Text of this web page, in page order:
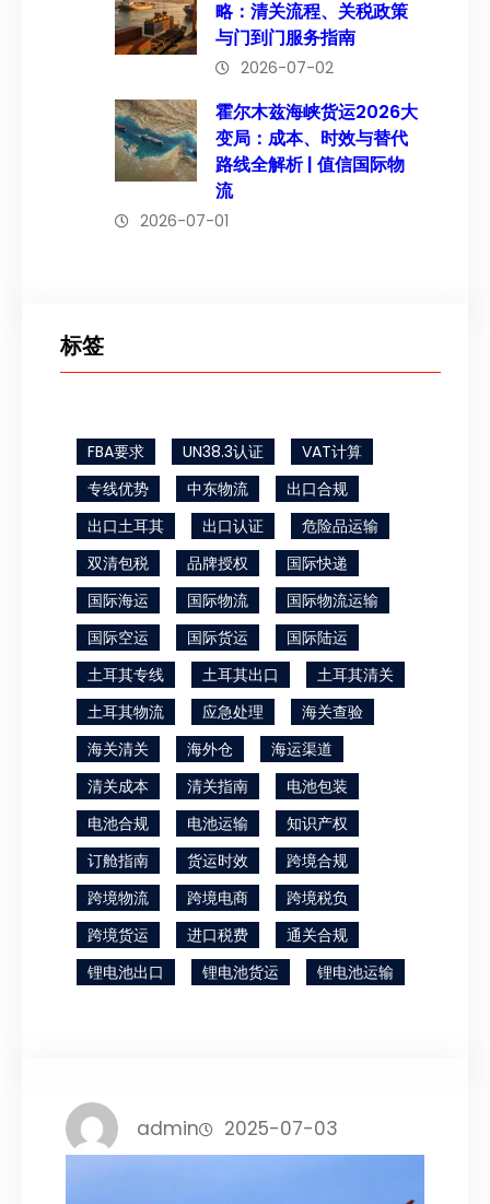
略：清关流程、关税政策
与门到门服务指南
2026-07-02
霍尔木兹海峡货运2026大
变局：成本、时效与替代
路线全解析 | 值信国际物
流
2026-07-01
标签
FBA要求 UN38.3认证
VAT计算
专线优势
中东物流
出口合规
出口土耳其
出口认证
危险品运输
双清包税
品牌授权
国际快递
国际海运
国际物流
国际物流运输
国际空运
国际货运
国际陆运
土耳其专线
土耳其出口
土耳其清关
土耳其物流
应急处理
海关查验
海关清关
海外仓
海运渠道
清关成本
清关指南
电池包装
电池合规
电池运输
知识产权
订舱指南
货运时效
跨境合规
跨境物流
跨境电商
跨境税负
跨境货运
进口税费
通关合规
锂电池出口
锂电池货运 锂电池运输
admin 2025-07-03